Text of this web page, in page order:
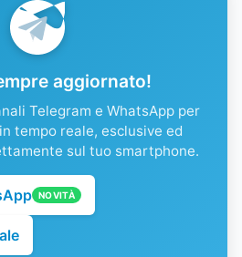
aggiornato!
Telegram e WhatsApp per
tempo reale, esclusive ed
sul tuo smartphone.
NOVITÀ